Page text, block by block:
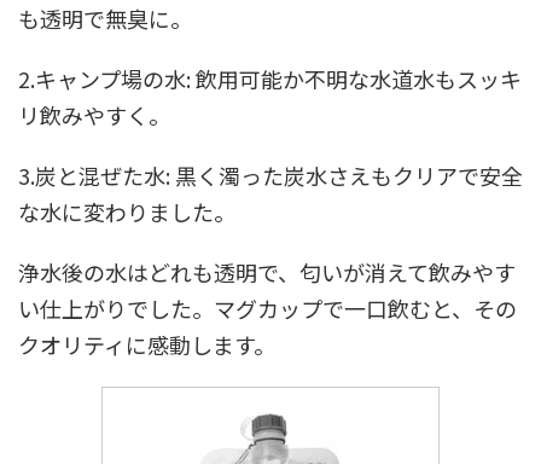
も透明で無臭に。
2.キャンプ場の水: 飲用可能か不明な水道水もスッキ
リ飲みやすく。
3.炭と混ぜた水: 黒く濁った炭水さえもクリアで安全
な水に変わりました。
浄水後の水はどれも透明で、匂いが消えて飲みやす
い仕上がりでした。マグカップで一口飲むと、その
クオリティに感動します。